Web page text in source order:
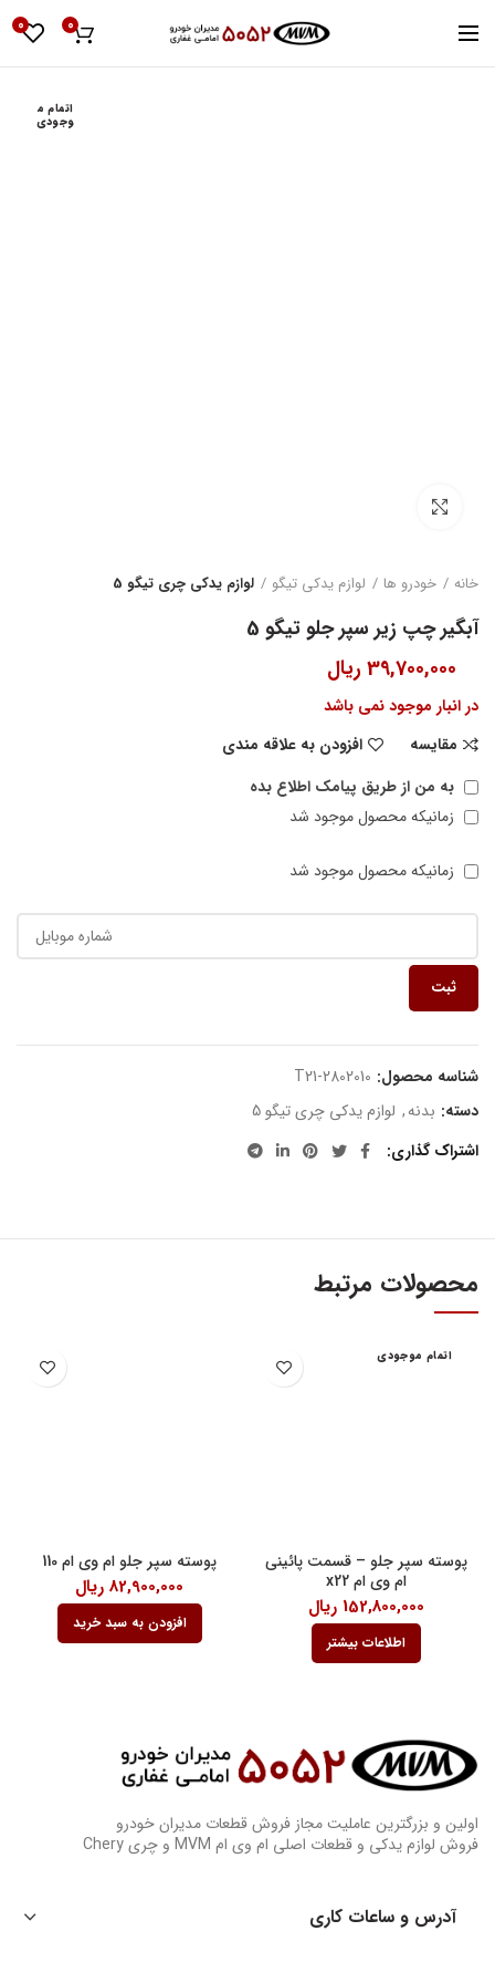
0
0
اتمام م
وجودی
خانه خودرو ها لوازم یدکی تیگو لوازم یدکی چری تیگو 5
آبگیر چپ زیر سپر جلو تیگو 5
39,700,000 ریال
در انبار موجود نمی باشد
مقایسه
افزودن به علاقه مندی
به من از طریق پیامک اطلاع بده
زمانیکه محصول موجود شد
زمانیکه محصول موجود شد
ثبت
شناسه محصول: T21-2802010
دسته: بدنه, لوازم یدکی چری تیگو 5
اشتراک گذاری
محصولات مرتبط
اتمام موجودی
پوسته سپر جلو – قسمت پائینی
ام وی ام x22
152,800,000 ریال
اطلاعات بیشتر
پوسته سپر جلو ام وی ام 110
82,900,000 ریال
افزودن به سبد خرید
اولین و بزرگترین عاملیت مجاز فروش قطعات مدیران خودرو
فروش لوازم یدکی و قطعات اصلی ام وی ام MVM و چری Chery
آدرس و ساعات کاری